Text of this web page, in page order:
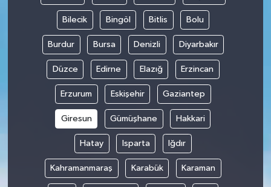
Bilecik Bingöl Bitlis Bolu
Burdur Bursa Denizli Diyarbakır
Düzce Edirne Elazığ Erzincan
Erzurum Eskişehir Gaziantep
Giresun Gümüşhane Hakkari
Hatay Isparta Iğdır
Kahramanmaraş Karabük Karaman
DÜNYA